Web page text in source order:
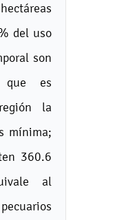
del uso
son
que es
la
mínima;
360.6
al